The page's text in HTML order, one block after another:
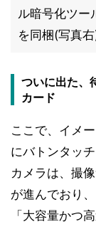
ル暗号化ツー
を同梱(写真
ついに出た、
カード
ここで、イメ
にバトンタッ
カメラは、撮
が進んでおり
「大容量かつ